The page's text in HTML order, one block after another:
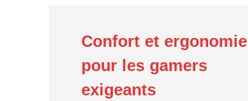
Confort et ergonomie
pour les gamers
exigeants